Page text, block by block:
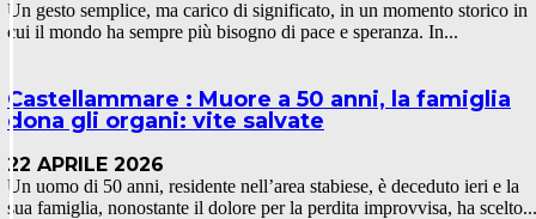
Un gesto semplice, ma carico di significato, in un momento storico in
cui il mondo ha sempre più bisogno di pace e speranza. In...
Castellammare : Muore a 50 anni, la famiglia
dona gli organi: vite salvate
22 APRILE 2026
Un uomo di 50 anni, residente nell’area stabiese, è deceduto ieri e la
sua famiglia, nonostante il dolore per la perdita improvvisa, ha scelto...